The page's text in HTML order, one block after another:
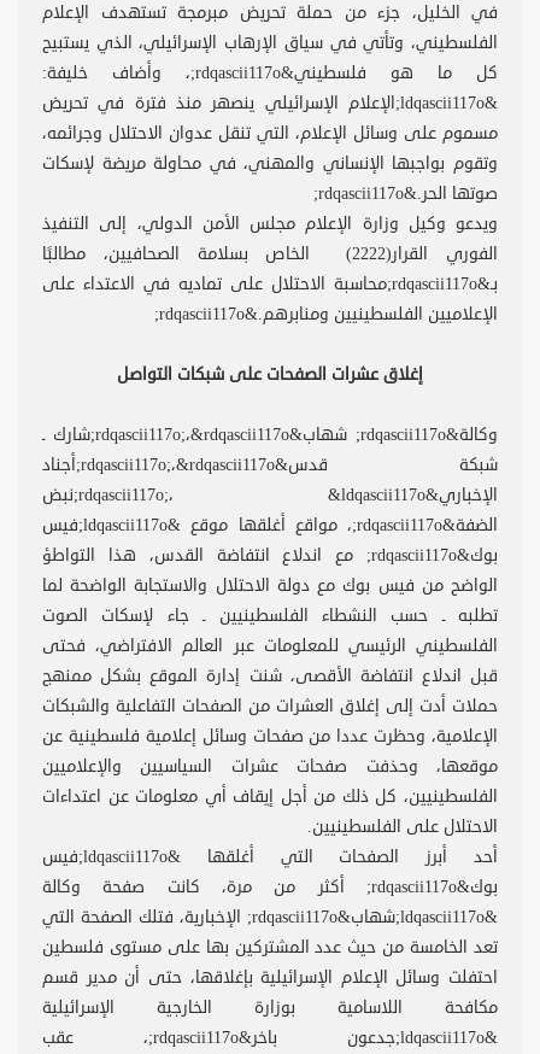
في الخليل، جزء من حملة تحريض مبرمجة تستهدف الإعلام
الفلسطيني، وتأتي في سياق الإرهاب الإسرائيلي، الذي يستبيح
كل ما هو فلسطيني&rdqascii117o;، وأضاف خليفة:
&ldqascii117o;الإعلام الإسرائيلي ينصهر منذ فترة في تحريض
مسموم على وسائل الإعلام، التي تنقل عدوان الاحتلال وجرائمه،
وتقوم بواجبها الإنساني والمهني، في محاولة مريضة لإسكات
صوتها الحر.&rdqascii117o;
ويدعو وكيل وزارة الإعلام مجلس الأمن الدولي، إلى التنفيذ
الفوري القرار(2222) الخاص بسلامة الصحافيين، مطالبًا
بـ&rdqascii117o;محاسبة الاحتلال على تماديه في الاعتداء على
الإعلاميين الفلسطينيين ومنابرهم.&rdqascii117o;
إغلاق عشرات الصفحات على شبكات التواصل
وكالة&rdqascii117o; شهاب&rdqascii117o;،&rdqascii117o;شارك ـ
شبكة قدس&rdqascii117o;،&rdqascii117o;أجناد
الإخباري&rdqascii117o;، &ldqascii117o;نبض
الضفة&rdqascii117o;، مواقع أغلقها موقع &ldqascii117o;فيس
بوك&rdqascii117o; مع اندلاع انتفاضة القدس، هذا التواطؤ
الواضح من فيس بوك مع دولة الاحتلال والاستجابة الواضحة لما
تطلبه ـ حسب النشطاء الفلسطينيين ـ جاء لإسكات الصوت
الفلسطيني الرئيسي للمعلومات عبر العالم الافتراضي، فحتى
قبل اندلاع انتفاضة الأقصى، شنت إدارة الموقع بشكل ممنهج
حملات أدت إلى إغلاق العشرات من الصفحات التفاعلية والشبكات
الإعلامية، وحظرت عددا من صفحات وسائل إعلامية فلسطينية عن
موقعها، وحذفت صفحات عشرات السياسيين والإعلاميين
الفلسطينيين، كل ذلك من أجل إيقاف أي معلومات عن اعتداءات
الاحتلال على الفلسطينيين.
أحد أبرز الصفحات التي أغلقها &ldqascii117o;فيس
بوك&rdqascii117o; أكثر من مرة، كانت صفحة وكالة
&ldqascii117o;شهاب&rdqascii117o; الإخبارية، فتلك الصفحة التي
تعد الخامسة من حيث عدد المشتركين بها على مستوى فلسطين
احتفلت وسائل الإعلام الإسرائيلية بإغلاقها، حتى أن مدير قسم
مكافحة اللاسامية بوزارة الخارجية الإسرائيلية
&ldqascii117o;جدعون باخر&rdqascii117o;، عقب